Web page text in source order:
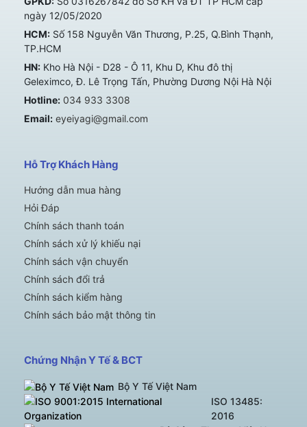
ngày 12/05/2020
HCM: Số 158 Nguyễn Văn Thương, P.25, Q.Bình Thạnh,
TP.HCM
HN: Kho Hà Nội - D28 - Ô 11, Khu D, Khu đô thị
Geleximco, Đ. Lê Trọng Tấn, Phường Dương Nội Hà Nội
Hotline: 034 933 3308
Email: eyeiyagi@gmail.com
Hỗ Trợ Khách Hàng
Hướng dẫn mua hàng
Hỏi Đáp
Chính sách thanh toán
Chính sách xử lý khiếu nại
Chính sách vận chuyển
Chính sách đổi trả
Chính sách kiểm hàng
Chính sách bảo mật thông tin
Chứng Nhận Y Tế & BCT
Bộ Y Tế Việt Nam
ISO 13485:
2016